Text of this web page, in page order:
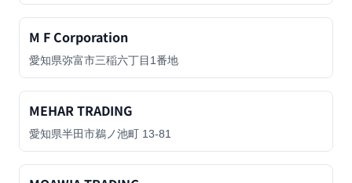
M F Corporation
愛知県弥富市三稲六丁目1番地
MEHAR TRADING
愛知県半田市鵜ノ池町 13-81